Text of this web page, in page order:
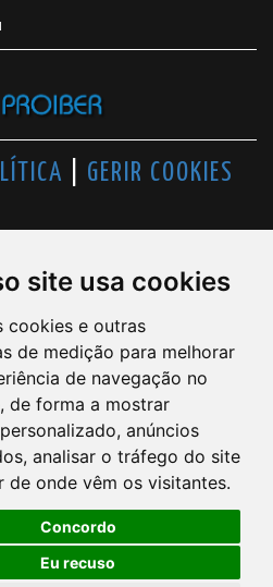
site usa cookies
cookies e outras
de medição para melhorar
de navegação no
de forma a mostrar
anúncios
analisar o tráfego do site
de onde vêm os visitantes.
Concordo
Eu recuso
GERIR COOKIES